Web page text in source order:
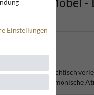
Rattan Couchtisch
stilvolle und harmonische
Einstellungen